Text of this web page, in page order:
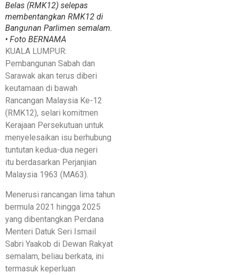
Belas (RMK12) selepas
membentangkan RMK12 di
Bangunan Parlimen semalam.
• Foto BERNAMA
KUALA LUMPUR:
Pembangunan Sabah dan
Sarawak akan terus diberi
keutamaan di bawah
Rancangan Malaysia Ke-12
(RMK12), selari komitmen
Kerajaan Persekutuan untuk
menyelesaikan isu berhubung
tuntutan kedua-dua negeri
itu berdasarkan Perjanjian
Malaysia 1963 (MA63).
Menerusi rancangan lima tahun
bermula 2021 hingga 2025
yang dibentangkan Perdana
Menteri Datuk Seri Ismail
Sabri Yaakob di Dewan Rakyat
semalam, beliau berkata, ini
termasuk keperluan